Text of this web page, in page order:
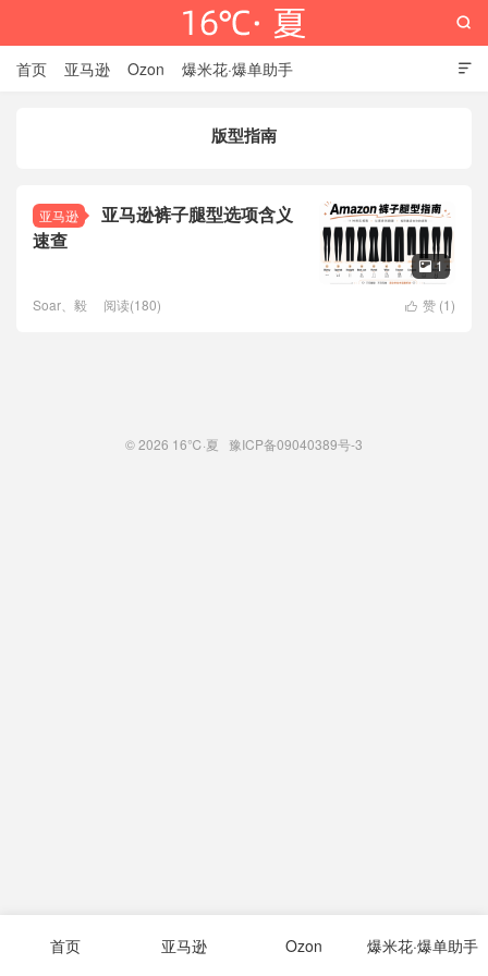

首页 亚马逊 Ozon 爆米花·爆单助手

版型指南
亚马逊
亚马逊裤子腿型选项含义
速查
 1
 赞 (1)
Soar、毅 阅读(180)
© 2026 16℃·夏 豫ICP备09040389号-3
首页 亚马逊 Ozon 爆米花·爆单助手